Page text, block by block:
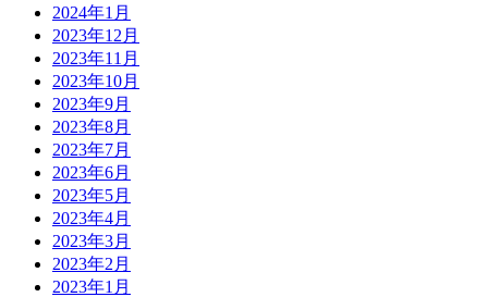
2024年1月
2023年12月
2023年11月
2023年10月
2023年9月
2023年8月
2023年7月
2023年6月
2023年5月
2023年4月
2023年3月
2023年2月
2023年1月